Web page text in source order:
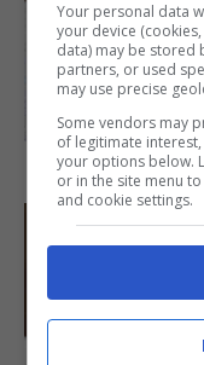
Your personal data
your device
data) may be stored
partners, or used
may use precise
Some vendors may
of legitimate
your options below.
or in the site menu
and cookie settings.